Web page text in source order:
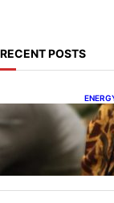
RECENT POSTS